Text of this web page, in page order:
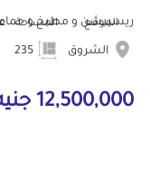
ريسيبشن و مطبخ و
الموقع
الشروق
المساحة
12,500,000 جنيه